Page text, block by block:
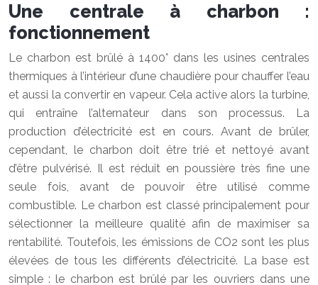
Une centrale à charbon :
fonctionnement
Le charbon est brûlé à 1400° dans les usines centrales
thermiques à l’intérieur d’une chaudière pour chauffer l’eau
et aussi la convertir en vapeur. Cela active alors la turbine,
qui entraîne l’alternateur dans son processus. La
production d’électricité est en cours. Avant de brûler,
cependant, le charbon doit être trié et nettoyé avant
d’être pulvérisé. Il est réduit en poussière très fine une
seule fois, avant de pouvoir être utilisé comme
combustible. Le charbon est classé principalement pour
sélectionner la meilleure qualité afin de maximiser sa
rentabilité. Toutefois, les émissions de CO2 sont les plus
élevées de tous les différents d’électricité. La base est
simple : le charbon est brûlé par les ouvriers dans une